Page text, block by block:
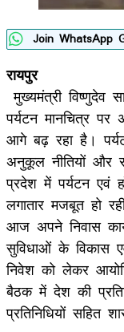
Join WhatsApp
रायपुर
मुख्यमंत्री
पर्यटन मानचित्र
आगे बढ़ रहा है।
अनुकूल नीतियों और
प्रदेश में पर्यटन एवं
लगातार मजबूत हो
आज अपने निवास
सुविधाओं के विकास
निवेश को लेकर
बैठक में देश की
प्रतिनिधियों सहित